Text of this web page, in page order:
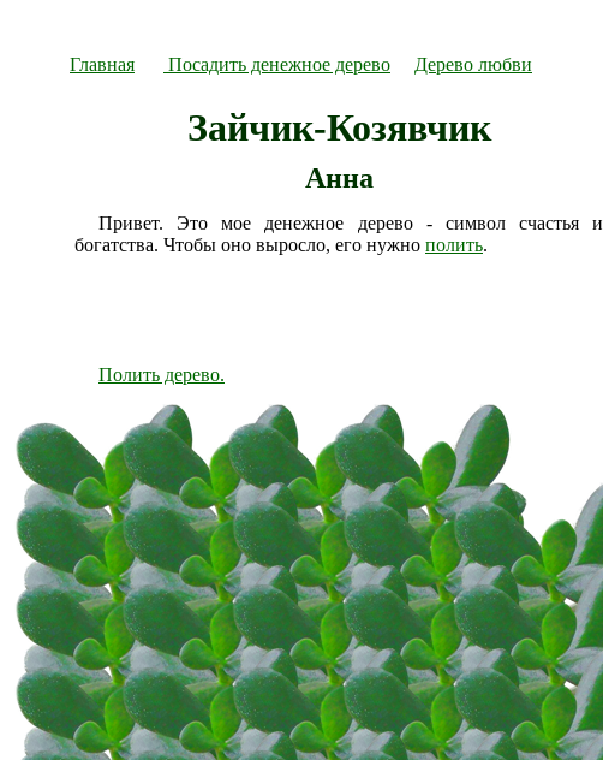
Главная Посадить денежное дерево Дерево любви
Зайчик-Козявчик
Анна
Привет. Это мое денежное дерево - символ счастья и
богатства. Чтобы оно выросло, его нужно полить.
Полить дерево.